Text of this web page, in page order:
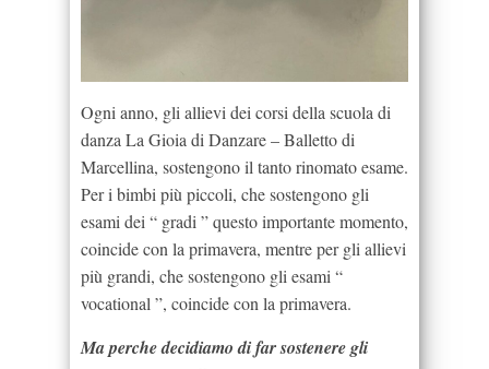
Ogni anno, gli allievi dei corsi della scuola di
danza La Gioia di Danzare – Balletto di
Marcellina, sostengono il tanto rinomato esame.
Per i bimbi più piccoli, che sostengono gli
esami dei “ gradi ” questo importante momento,
coincide con la primavera, mentre per gli allievi
più grandi, che sostengono gli esami “
vocational ”, coincide con la primavera.
Ma perche decidiamo di far sostenere gli